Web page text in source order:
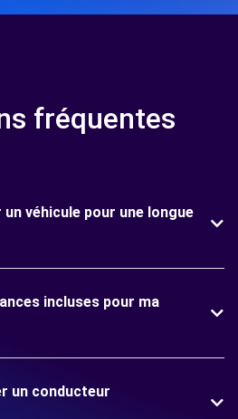
fréquentes
véhicule pour une longue
incluses pour ma
un conducteur